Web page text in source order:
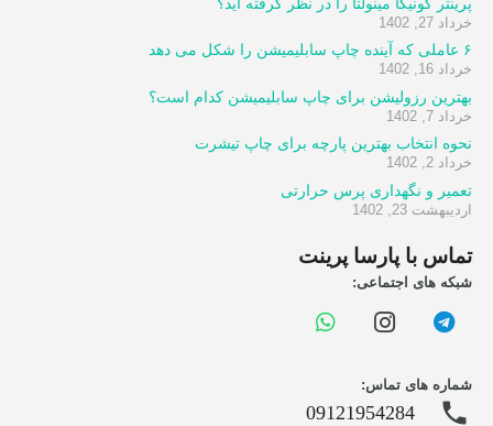
خرداد 27, 1402
۶ عاملی که آینده چاپ سابلیمیشن را شکل می دهد
خرداد 16, 1402
بهترین رزولیشن برای چاپ سابلیمیشن کدام است؟
خرداد 7, 1402
نحوه انتخاب بهترین پارچه برای چاپ تیشرت
خرداد 2, 1402
تعمیر و نگهداری پرس حرارتی
اردیبهشت 23, 1402
تماس با پارسا پرینت
شبکه های اجتماعی:
شماره های تماس:
phone
09121954284